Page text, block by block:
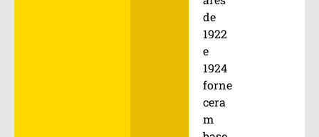
de
1922
e
1924
forne
cera
m